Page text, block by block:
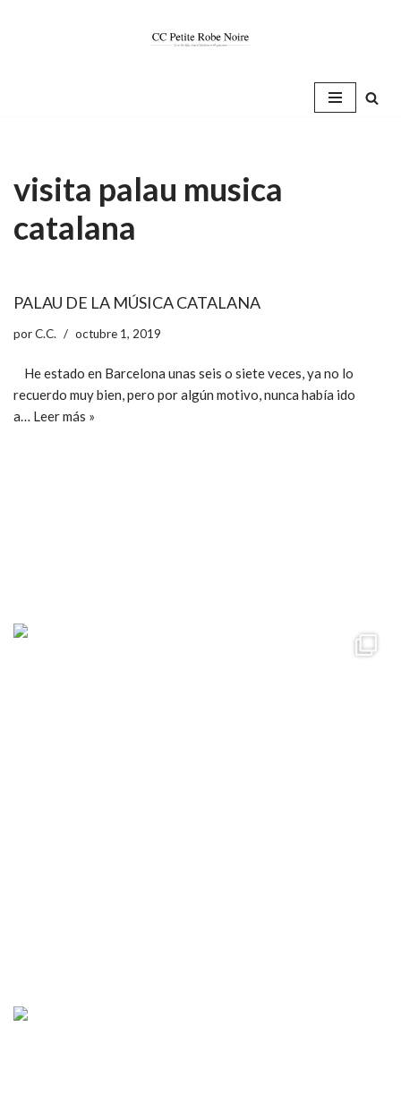
visita palau musica
catalana
PALAU DE LA MÚSICA CATALANA
porC.C. octubre 1, 2019
He estado en Barcelona unas seis o siete veces, ya no lo
recuerdo muy bien, pero por algún motivo, nunca había ido
a… Leer más »